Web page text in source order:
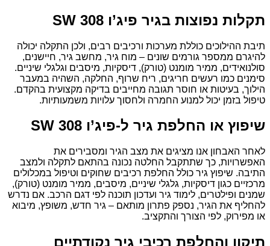
תקלות נפוצות בגיר פיג’ו 308 SW
תיבת ההילוכים כוללת מערכות ורכיבים רבים, ולכן התקלה יכולה
להיגרם ממספר גורמים שונים – מוח גיר, מחשב גיר, חיישנים,
סולנואידים, ממיר מומנט (טורק), דיסקיות, מיסבים וגלגלי שיניים.
סימנים כמו רעשים חריגים, ריח שרוף, החלקה, השהיה במעבר
הילוך, בעיטות או חוסר תגובה מחייבים בדיקה מקצועית בהקדם.
טיפול בזמן יכול למנוע החמרה ולחסוך עלויות משמעותיות.
שיפוץ או החלפת גיר ל-פיג’ו 308 SW
לאחר האבחון אנו מציגים את מצב הגיר ומסבירים את
האפשרויות, כך שתתקבל החלטה נכונה בהתאם לתקלה ולמצב
התיבה. שיפוץ גיר כולל החלפת רכיבים שחוקים וטיפול במכלולים
מרכזיים כגון דיסקיות, גלגלי שיניים, מיסבים, ממיר מומנט (טורק),
שמנים ופילטרים, לימוד גיר ועדכון תוכנה לפי דגם הרכב. אם נדרש
להחליף את הגיר, נספק פתרון מותאם – גיר חדש, משופץ, מיבוא
או מפירוק, לפי הצורך והתקציב.
תיקון והחלפת רכיבי גיר נקודתיים